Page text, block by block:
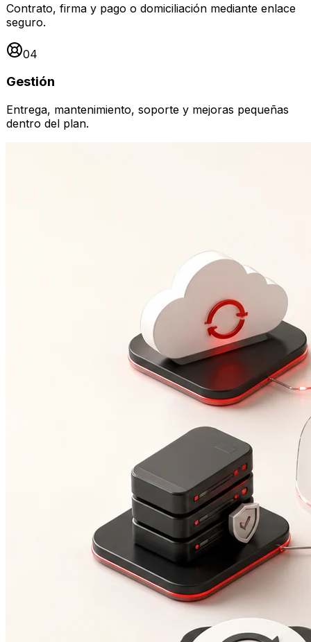
Contrato, firma y pago o domiciliación mediante enlace
seguro.
04
Gestión
Entrega, mantenimiento, soporte y mejoras pequeñas
dentro del plan.